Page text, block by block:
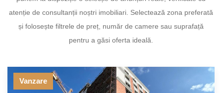
atenție de consultanții noștri imobiliari. Selectează zona preferată
și folosește filtrele de preț, număr de camere sau suprafață
pentru a găsi oferta ideală.
Vanzare